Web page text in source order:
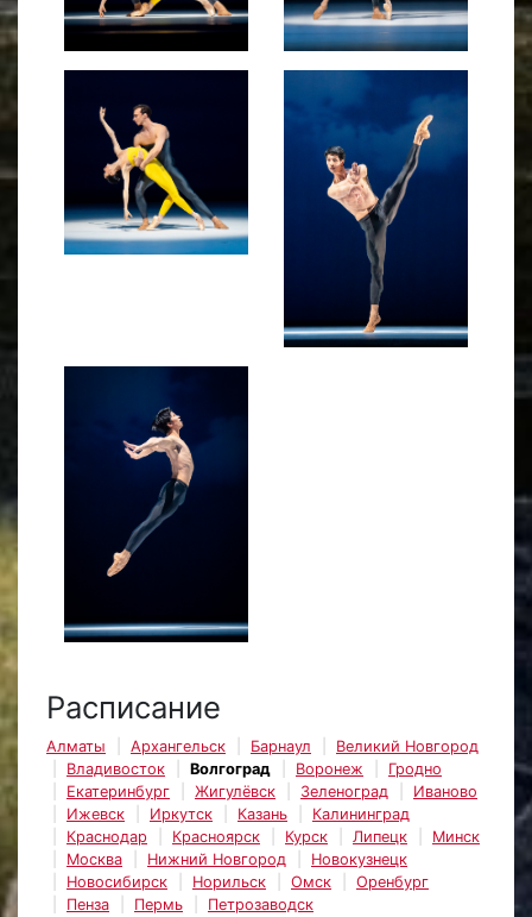
Расписание
Алматы Архангельск Барнаул
Великий Новгород
Владивосток
Волгоград Воронеж
Гродно
Екатеринбург
Жигулёвск Зеленоград
Иваново
Ижевск
Иркутск Казань
Калининград
Краснодар
Красноярск Курск Липецк
Минск
Москва
Нижний Новгород
Новокузнецк
Новосибирск
Норильск Омск
Оренбург
Пенза
Пермь
Петрозаводск